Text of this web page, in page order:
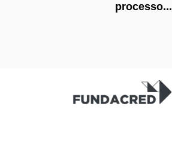
processo...